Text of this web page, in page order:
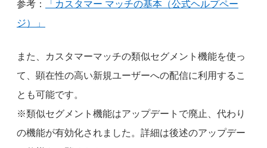
参考：
「カスタマー マッチの基本（公式ヘルプペー
ジ）」
また、カスタマーマッチの類似セグメント機能を使っ
て、顕在性の高い新規ユーザーへの配信に利用するこ
とも可能です。
※類似セグメント機能はアップデートで廃止、代わり
の機能が有効化されました。詳細は後述のアップデー